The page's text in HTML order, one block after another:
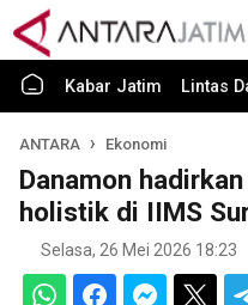
Kabar Jatim Lintas
ANTARA Ekonomi
Danamon
holistik di IIMS
Selasa, 26 Mei 2026 18:23